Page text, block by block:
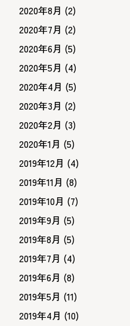
2020年8月 (2)
2020年7月 (2)
2020年6月 (5)
2020年5月 (4)
2020年4月 (5)
2020年3月 (2)
2020年2月 (3)
2020年1月 (5)
2019年12月 (4)
2019年11月 (8)
2019年10月 (7)
2019年9月 (5)
2019年8月 (5)
2019年7月 (4)
2019年6月 (8)
2019年5月 (11)
2019年4月 (10)